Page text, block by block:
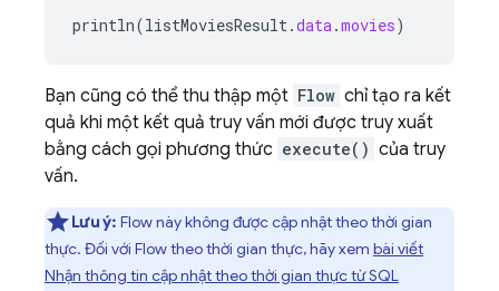
println(listMoviesResult.data.movies)
Bạn cũng có thể thu thập một Flow chỉ tạo ra kết
quả khi một kết quả truy vấn mới được truy xuất
bằng cách gọi phương thức execute() của truy
vấn.
Lưu ý: Flow này không được cập nhật theo thời gian
thực. Đối với Flow theo thời gian thực, hãy xem bài viết
Nhận thông tin cập nhật theo thời gian thực từSQL